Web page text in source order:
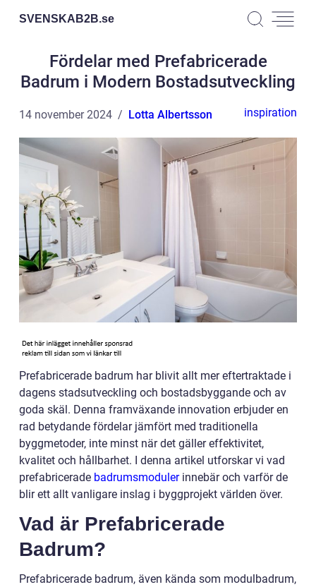
SVENSKAB2B.se
Fördelar med Prefabricerade
Badrum i Modern Bostadsutveckling
14 november 2024 Lotta Albertsson inspiration
Prefabricerade badrum har blivit allt mer eftertraktade i
dagens stadsutveckling och bostadsbyggande och av
goda skäl. Denna framväxande innovation erbjuder en
rad betydande fördelar jämfört med traditionella
byggmetoder, inte minst när det gäller effektivitet,
kvalitet och hållbarhet. I denna artikel utforskar vi vad
prefabricerade badrumsmodulerinnebär och varför de
blir ett allt vanligare inslag i byggprojekt världen över.
Vad är Prefabricerade
Badrum?
Prefabricerade badrum, även kända som modulbadrum,